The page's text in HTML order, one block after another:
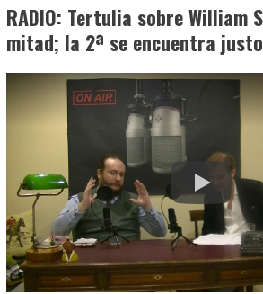
RADIO: Tertulia sobre William
mitad; la 2ª se encuentra